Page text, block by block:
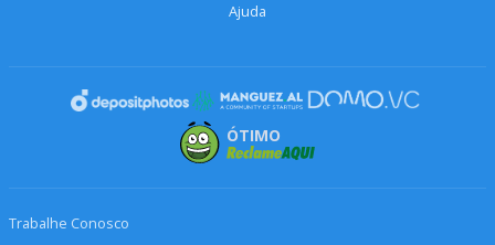
Ajuda
ÓTIMO
Trabalhe Conosco